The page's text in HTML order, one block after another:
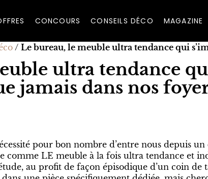
CONCOURS CONSEILS DÉCO MAGAZINE
/ Le bureau, le meuble ultra tendance qui
ultra tendance
jamais dans nos
vainqueur, mais attention la déprime
bureau, mais tout en discrétion
échanger
dédié au télétravail
pour bon nombre d’entre nous depuis
comme LE meuble à la fois ultra tendance et
au profit de façon épisodique d’un coin de